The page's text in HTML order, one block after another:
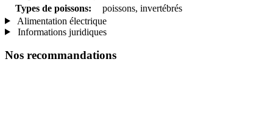
Types de poissons:
poissons, invertébrés
Alimentation électrique
Informations juridiques
Nos recommandations